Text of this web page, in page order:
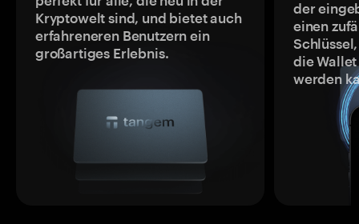
Kryptowelt sind, und bietet auch
erfahreneren Benutzern ein
großartiges Erlebnis.
der
einen
die
werden